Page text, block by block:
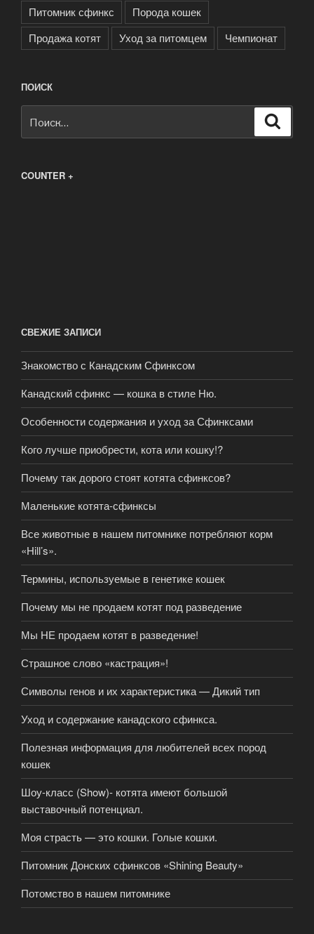
Питомник сфинкс
Порода кошек
Продажа котят
Уход за питомцем Чемпионат
ПОИСК
COUNTER +
СВЕЖИЕ ЗАПИСИ
Знакомство с Канадским Сфинксом
Канадский сфинкс — кошка в стиле Ню.
Особенности содержания и уход за Сфинксами
Кого лучше приобрести, кота или кошку!?
Почему так дорого стоят котята сфинксов?
Маленькие котята-сфинксы
Все животные в нашем питомнике потребляют корм
«Hill’s».
Термины, используемые в генетике кошек
Почему мы не продаем котят под разведение
Мы НЕ продаем котят в разведение!
Страшное слово «кастрация»!
Символы генов и их характеристика — Дикий тип
Уход и содержание канадского сфинкса.
Полезная информация для любителей всех пород
кошек
Шоу-класс (Show)- котята имеют большой
выставочный потенциал.
Моя страсть — это кошки. Голые кошки.
Питомник Донских сфинксов «Shining Beauty»
Потомство в нашем питомнике